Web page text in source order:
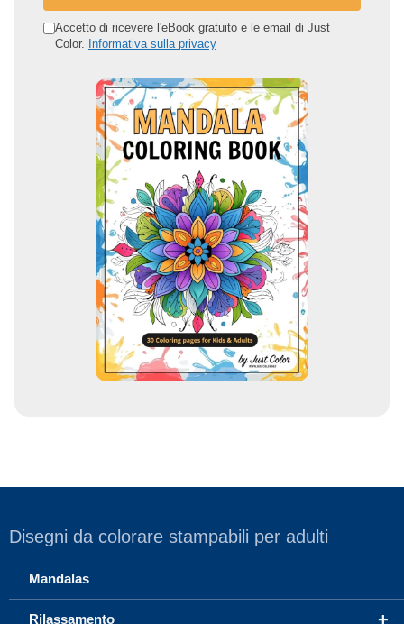
o Accetto di ricevere l'eBook gratuito e le email di Just
Color. Informativa sulla privacy
Disegni da colorare stampabili per adulti
Mandalas
+
Rilassamento